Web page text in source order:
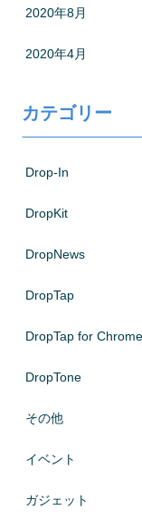
2020年8月
2020年4月
カテゴリー
Drop-In
DropKit
DropNews
DropTap
DropTap for
DropTone
その他
イベント
ガジェット